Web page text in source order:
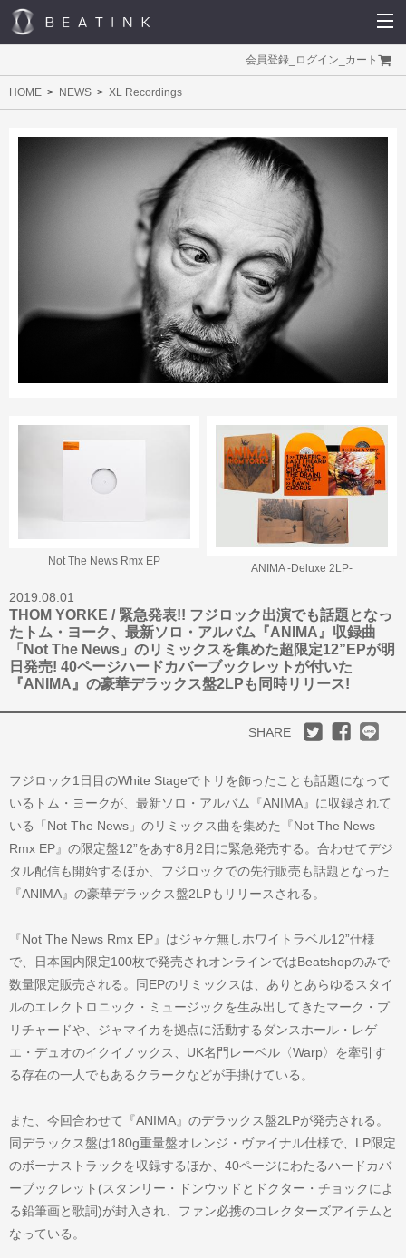
会員登録 ログイン カート
HOME NEWS XL Recordings
Not The News Rmx EP
ANIMA -Deluxe 2LP-
2019.08.01
THOM YORKE / 緊急発表!! フジロック出演でも話題となっ
たトム・ヨーク、最新ソロ・アルバム『ANIMA』収録曲
「Not The News」のリミックスを集めた超限定12”EPが明
日発売! 40ページハードカバーブックレットが付いた
『ANIMA』の豪華デラックス盤2LPも同時リリース!
SHARE
フジロック1日目のWhite Stageでトリを飾ったことも話題になって
いるトム・ヨークが、最新ソロ・アルバム『ANIMA』に収録されて
いる「Not The News」のリミックス曲を集めた『Not The News
Rmx EP』の限定盤12”をあす8月2日に緊急発売する。合わせてデジ
タル配信も開始するほか、フジロックでの先行販売も話題となった
『ANIMA』の豪華デラックス盤2LPもリリースされる。
『Not The News Rmx EP』はジャケ無しホワイトラベル12”仕様
で、日本国内限定100枚で発売されオンラインではBeatshopのみで
数量限定販売される。同EPのリミックスは、ありとあらゆるスタイ
ルのエレクトロニック・ミュージックを生み出してきたマーク・プ
リチャードや、ジャマイカを拠点に活動するダンスホール・レゲ
エ・デュオのイクイノックス、UK名門レーベル〈Warp〉を牽引す
る存在の一人でもあるクラークなどが手掛けている。
また、今回合わせて『ANIMA』のデラックス盤2LPが発売される。
同デラックス盤は180g重量盤オレンジ・ヴァイナル仕様で、LP限定
のボーナストラックを収録するほか、40ページにわたるハードカバ
ーブックレット(スタンリー・ドンウッドとドクター・チョックによ
る鉛筆画と歌詞)が封入され、ファン必携のコレクターズアイテムと
なっている。